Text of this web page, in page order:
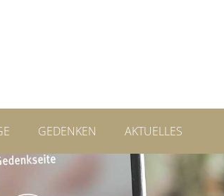
GEDENKEN AKTUELLES